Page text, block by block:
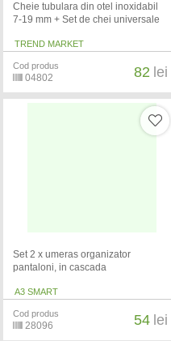
Cheie tubulara din otel inoxidabil
7-19 mm + Set de chei universale
TREND MARKET
Cod produs
04802 82 lei
Set 2 x umeras organizator
pantaloni, in cascada
A3 SMART
Cod produs
28096 54 lei